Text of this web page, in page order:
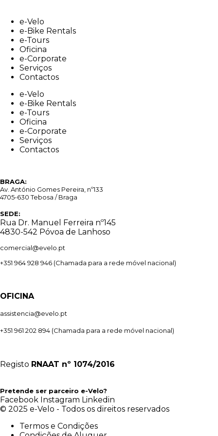
contente-Velo
e-Bike Rentals
e-Tours
Oficina
e-Corporate
Serviços
Contactos
e-Velo
e-Bike Rentals
e-Tours
Oficina
e-Corporate
Serviços
Contactos
BRAGA:
Av. António Gomes Pereira, nº133
4705-630 Tebosa / Braga
SEDE:
Rua Dr. Manuel Ferreira nº145
4830-542 Póvoa de Lanhoso
comercial@evelo.pt
+351 964 928 946 (Chamada para a rede móvel nacional)
OFICINA
assistencia@evelo.pt
+351 961 202 894 (Chamada para a rede móvel nacional)
Registo RNAAT nº 1074/2016
Pretende ser parceiro e-Velo?
Facebook Instagram Linkedin
© 2025 e-Velo - Todos os direitos reservados
Termos e Condições